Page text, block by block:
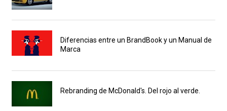
Diferencias entre un BrandBook y un Manual de
Marca
Rebranding de McDonald's. Del rojo al verde.